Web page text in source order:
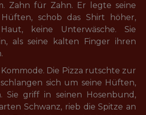
Zahn für Zahn. Er legte seine
schob das Shirt höher,
keine Unterwäsche. Sie
als seine kalten Finger ihren
Die Pizza rutschte zur
sich um seine Hüften,
Sie griff in seinen Hosenbund,
Schwanz, rieb die Spitze an